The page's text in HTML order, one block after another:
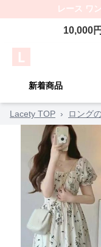
レース ワ
10,000
新着商品
Lacety TOP › ロング